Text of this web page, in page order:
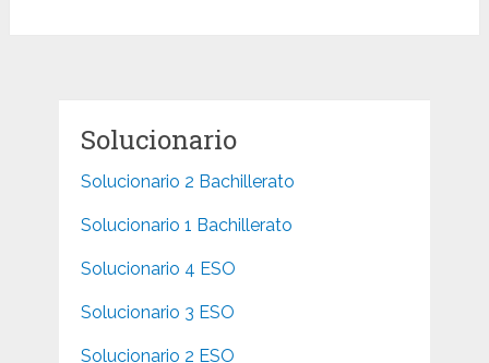
Solucionario
Solucionario 2 Bachillerato
Solucionario 1 Bachillerato
Solucionario 4 ESO
Solucionario 3 ESO
Solucionario 2 ESO